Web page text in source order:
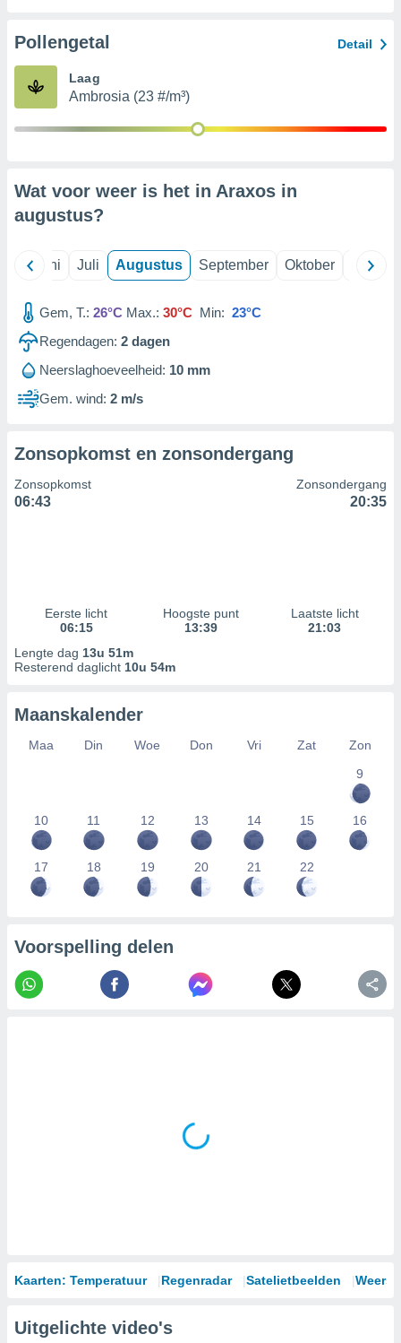
partners
Pollengetal Detail
Laag
Ambrosia (23 #/m³)
Wat voor weer is het in Araxos in
augustus?
Juni Juli Augustus September Oktober
Gem, T.: 26°C Max.: 30°C Min: 23°C
Regendagen: 2 dagen
Neerslaghoeveelheid: 10 mm
Gem. wind: 2 m/s
Zonsopkomst en zonsondergang
Zonsopkomst
06:43
Zonsondergang
20:35
Eerste licht
06:15
Hoogste punt
13:39
Laatste licht
21:03
Lengte dag 13u 51m
Resterend daglicht 10u 54m
Maanskalender
Maa Din Woe Don Vri Zat
Zon
9
10 11 12 13 14 15 16
17 18 19 20 21 22
Voorspelling delen
Kaarten: Temperatuur Regenradar Satelietbeelden
Uitgelichte video's